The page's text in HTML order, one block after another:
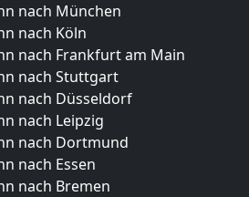
nach München
nach Köln
nach Frankfurt am Main
nach Stuttgart
nach Düsseldorf
nach Leipzig
nach Dortmund
nach Essen
nach Bremen